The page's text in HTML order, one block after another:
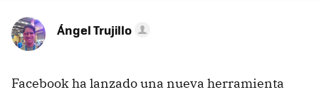
Ángel Trujillo
Facebook ha lanzado una nueva herramienta